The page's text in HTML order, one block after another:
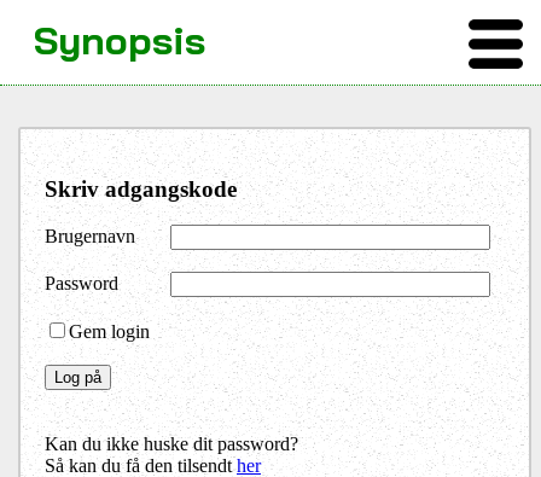
Skriv adgangskode
Brugernavn
Password
Gem login
Kan du ikke huske dit password?
Så kan du få den tilsendther
Synopsis